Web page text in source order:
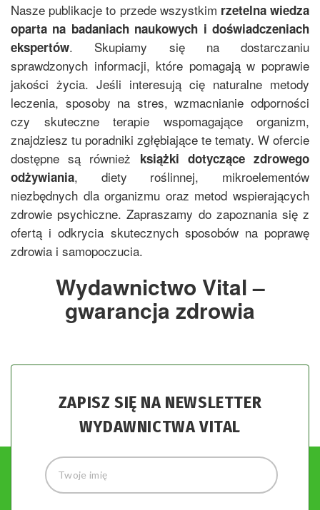
Nasze publikacje to przede wszystkim rzetelna wiedza
oparta na badaniach naukowych i doświadczeniach
ekspertów. Skupiamy się na dostarczaniu
sprawdzonych informacji, które pomagają w poprawie
jakości życia. Jeśli interesują cię naturalne metody
leczenia, sposoby na stres, wzmacnianie odporności
czy skuteczne terapie wspomagające organizm,
znajdziesz tu poradniki zgłębiające te tematy. W ofercie
dostępne są również książki dotyczące zdrowego
odżywiania, diety roślinnej, mikroelementów
niezbędnych dla organizmu oraz metod wspierających
zdrowie psychiczne. Zapraszamy do zapoznania się z
ofertą i odkrycia skutecznych sposobów na poprawę
zdrowia i samopoczucia.
Wydawnictwo Vital –
gwarancja zdrowia
ZAPISZ SIĘ NA NEWSLETTER
WYDAWNICTWA VITAL